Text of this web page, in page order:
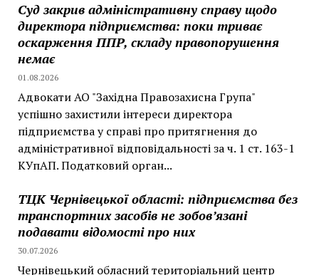
Суд закрив адміністративну справу щодо
директора підприємства: поки триває
оскарження ППР, складу правопорушення
немає
01.08.2026
Адвокати АО "Західна Правозахисна Група"
успішно захистили інтереси директора
підприємства у справі про притягнення до
адміністративної відповідальності за ч. 1 ст. 163-1
КУпАП. Податковий орган...
ТЦК Чернівецької області: підприємства без
транспортних засобів не зобов’язані
подавати відомості про них
30.07.2026
Чернівецький обласний територіальний центр